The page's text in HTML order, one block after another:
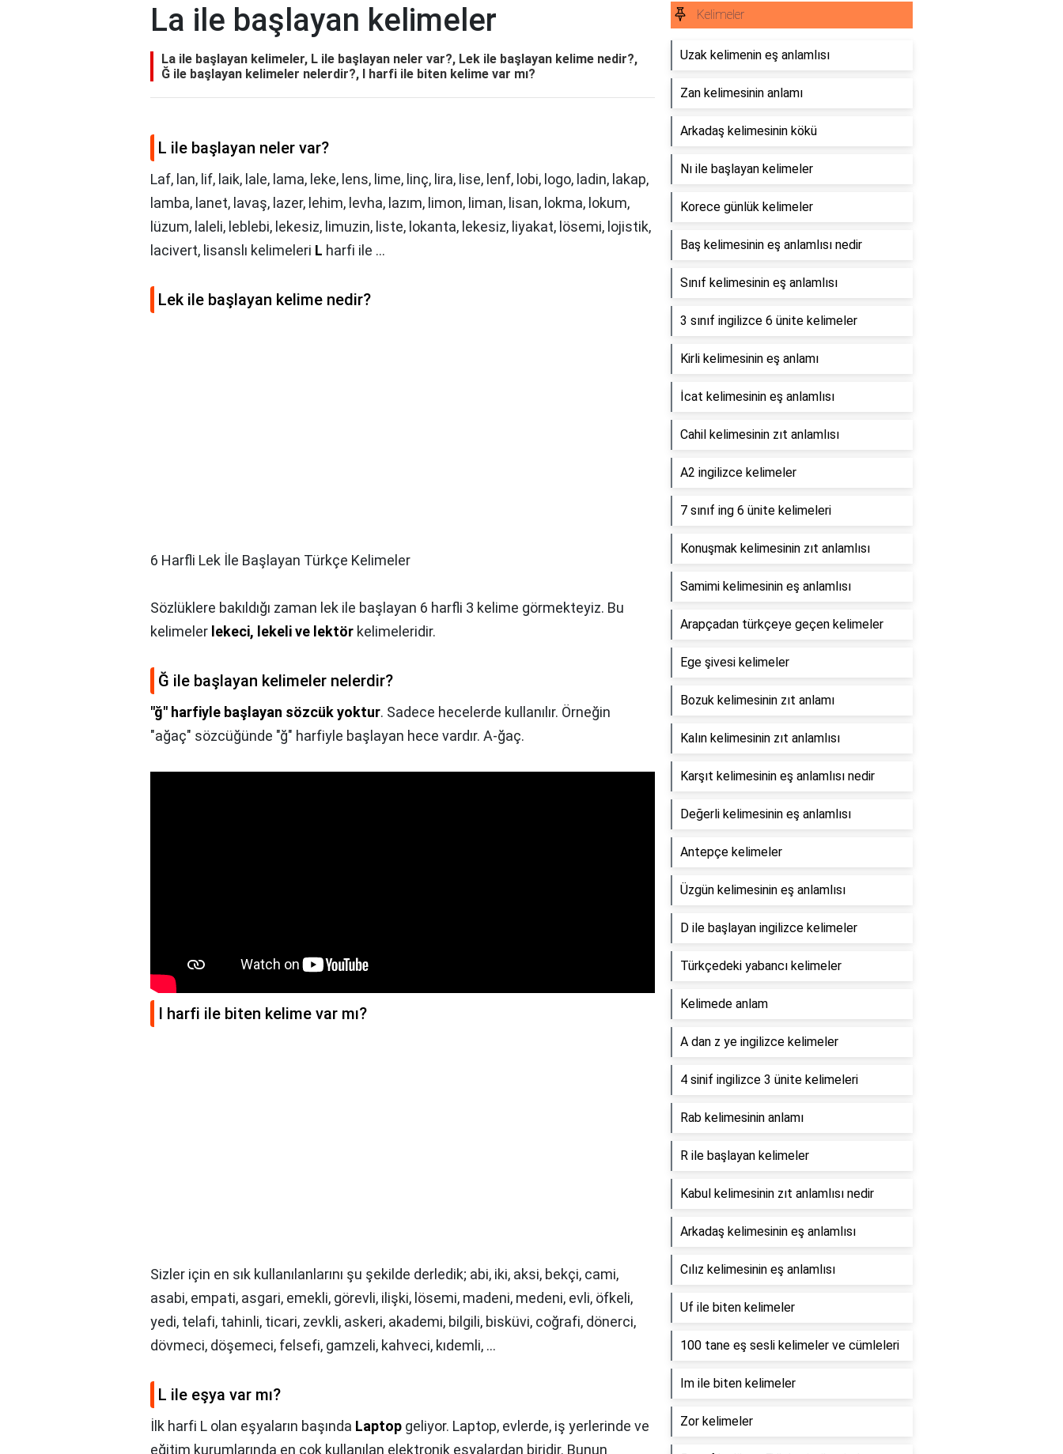
La ile başlayan kelimeler
La ile başlayan kelimeler, L ile başlayan neler var?, Lek ile başlayan kelime nedir?,
Ğ ile başlayan kelimeler nelerdir?, I harfi ile biten kelime var mı?
L ile başlayan neler var?
Laf, lan, lif, laik, lale, lama, leke, lens, lime, linç, lira, lise, lenf, lobi, logo, ladin, lakap,
lamba, lanet, lavaş, lazer, lehim, levha, lazım, limon, liman, lisan, lokma, lokum,
lüzum, laleli, leblebi, lekesiz, limuzin, liste, lokanta, lekesiz, liyakat, lösemi, lojistik,
lacivert, lisanslı kelimeleri L harfi ile ...
Lek ile başlayan kelime nedir?
6 Harfli Lek İle Başlayan Türkçe Kelimeler
Sözlüklere bakıldığı zaman lek ile başlayan 6 harfli 3 kelime görmekteyiz. Bu
kelimeler lekeci, lekeli ve lektör kelimeleridir.
Ğ ile başlayan kelimeler nelerdir?
"ğ" harfiyle başlayan sözcük yoktur. Sadece hecelerde kullanılır. Örneğin
"ağaç" sözcüğünde "ğ" harfiyle başlayan hece vardır. A-ğaç.
I harfi ile biten kelime var mı?
Sizler için en sık kullanılanlarını şu şekilde derledik; abi, iki, aksi, bekçi, cami,
asabi, empati, asgari, emekli, görevli, ilişki, lösemi, madeni, medeni, evli, öfkeli,
yedi, telafi, tahinli, ticari, zevkli, askeri, akademi, bilgili, bisküvi, coğrafi, dönerci,
dövmeci, döşemeci, felsefi, gamzeli, kahveci, kıdemli, ...
L ile eşya var mı?
İlk harfi L olan eşyaların başında Laptop geliyor. Laptop, evlerde, iş yerlerinde ve
eğitim kurumlarında en çok kullanılan elektronik eşyalardan biridir. Bunun
Kelimeler
Uzak kelimenin eş anlamlısı
Zan kelimesinin anlamı
Arkadaş kelimesinin kökü
Nı ile başlayan kelimeler
Korece günlük kelimeler
Baş kelimesinin eş anlamlısı nedir
Sınıf kelimesinin eş anlamlısı
3 sınıf ingilizce 6 ünite kelimeler
Kirli kelimesinin eş anlamı
İcat kelimesinin eş anlamlısı
Cahil kelimesinin zıt anlamlısı
A2 ingilizce kelimeler
7 sınıf ing 6 ünite kelimeleri
Konuşmak kelimesinin zıt anlamlısı
Samimi kelimesinin eş anlamlısı
Arapçadan türkçeye geçen kelimeler
Ege şivesi kelimeler
Bozuk kelimesinin zıt anlamı
Kalın kelimesinin zıt anlamlısı
Karşıt kelimesinin eş anlamlısı nedir
Değerli kelimesinin eş anlamlısı
Antepçe kelimeler
Üzgün kelimesinin eş anlamlısı
D ile başlayan ingilizce kelimeler
Türkçedeki yabancı kelimeler
Kelimede anlam
A dan z ye ingilizce kelimeler
4 sinif ingilizce 3 ünite kelimeleri
Rab kelimesinin anlamı
R ile başlayan kelimeler
Kabul kelimesinin zıt anlamlısı nedir
Arkadaş kelimesinin eş anlamlısı
Cılız kelimesinin eş anlamlısı
Uf ile biten kelimeler
100 tane eş sesli kelimeler ve cümleleri
Im ile biten kelimeler
Zor kelimeler